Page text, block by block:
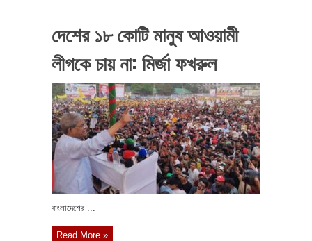
দেশের ১৮ কোটি মানুষ আওয়ামী
লীগকে চায় না: মির্জা ফখরুল
বাংলাদেশের ...
Read More »